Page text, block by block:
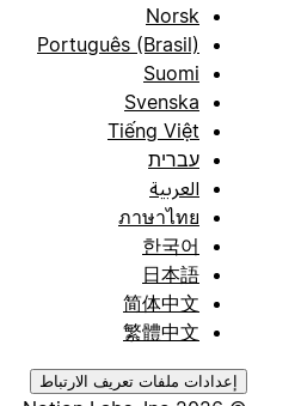
Norsk
Português (Brasil)
Suomi
Svenska
Tiếng Việt
עברית
العربية
ภาษาไทย
한국어
日本語
简体中文
繁體中文
إعدادات ملفات تعريف الارتباط